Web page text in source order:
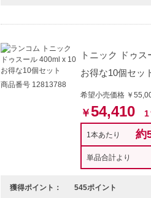
商品番号 12813788
トニック ドゥ
お得な10個セッ
希望小売価格 ￥
￥54,410 1
1本あたり 約
単品合計より
獲得ポイント： 545ポイント